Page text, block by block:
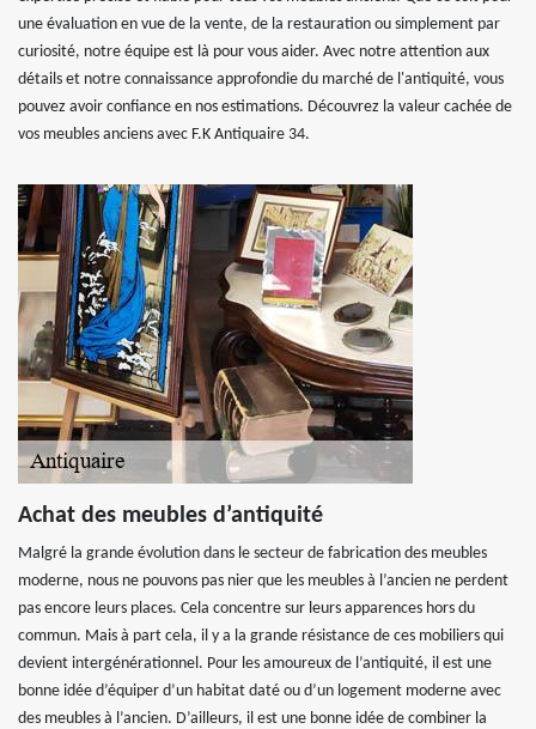
une évaluation en vue de la vente, de la restauration ou simplement par
curiosité, notre équipe est là pour vous aider. Avec notre attention aux
détails et notre connaissance approfondie du marché de l'antiquité, vous
pouvez avoir confiance en nos estimations. Découvrez la valeur cachée de
vos meubles anciens avec F.K Antiquaire 34.
Achat des meubles d’antiquité
Malgré la grande évolution dans le secteur de fabrication des meubles
moderne, nous ne pouvons pas nier que les meubles à l’ancien ne perdent
pas encore leurs places. Cela concentre sur leurs apparences hors du
commun. Mais à part cela, il y a la grande résistance de ces mobiliers qui
devient intergénérationnel. Pour les amoureux de l’antiquité, il est une
bonne idée d’équiper d’un habitat daté ou d’un logement moderne avec
des meubles à l’ancien. D’ailleurs, il est une bonne idée de combiner la